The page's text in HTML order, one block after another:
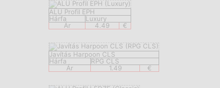
ALU Profil EPH
Hárfa
Luxury
Ár
4.49 €
Javítás Harpoon CLS
Hárfa
RPG CLS
Ár
1.49 €